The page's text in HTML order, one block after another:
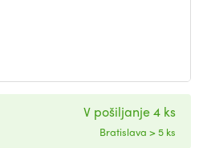
V pošiljanje 4 ks
Bratislava > 5 ks